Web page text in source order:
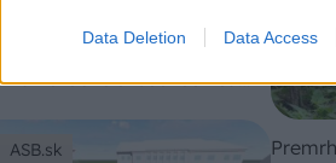
Data Deletion Data Access
výsevu je tento rok
najvhodnejší? O svoje
dlhoročné skúsenosti sa
ASB.sk